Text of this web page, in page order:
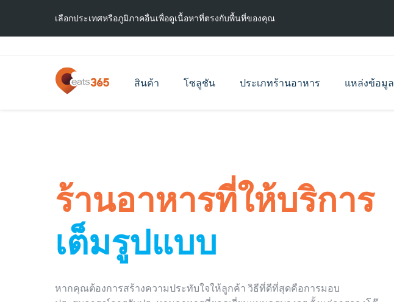
เลือกประเทศหรือภูมิภาคอื่นเพื่อดูเนื้อหาที่ตรงกับพื้นที่ของคุณ
สินค้า โซลูชัน ประเภทร้านอาหาร แหล่งข้อมูล
ร้านอาหารที่ให้บริการ
เต็มรูปแบบ
หากคุณต้องการสร้างความประทับใจให้ลูกค้า วิธีที่ดีที่สุดคือการมอบ